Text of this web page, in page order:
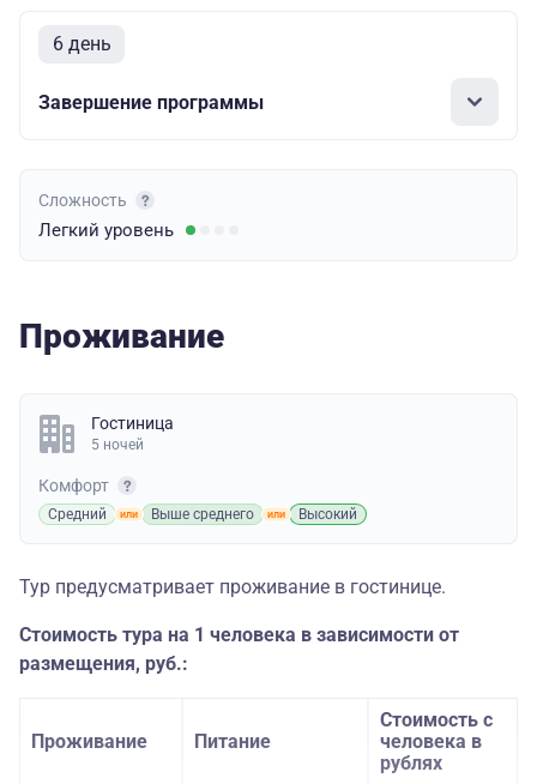
6 день
Завершение программы
Сложность
Легкий уровень
Проживание
Гостиница
5 ночей
Комфорт
Средний Выше среднего Высокий
Тур предусматривает проживание в гостинице.
Стоимость тура на 1 человека в зависимости от
размещения, руб.:
Проживание Питание
Стоимость с
человека в
рублях